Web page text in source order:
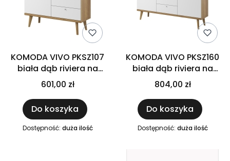
KOMODA VIVO PKSZ107
biała dąb riviera na
drewnianych nóżkach
do salonu pokoju 107 x
83 x 40 cm
601,00 zł
Do koszyka
Dostępność: duża ilość
KOMODA VIVO PKSZ160
biała dąb riviera na
drewnianych nóżkach
do salonu pokoju 160 x
83 x 40 cm
804,00 zł
Do koszyka
Dostępność: duża ilość